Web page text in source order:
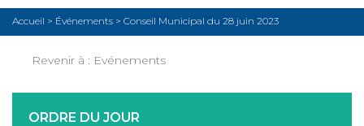
Accueil > Événements > Conseil Municipal du 28 juin 2023
Revenir à : Evénements
ORDRE DU JOUR